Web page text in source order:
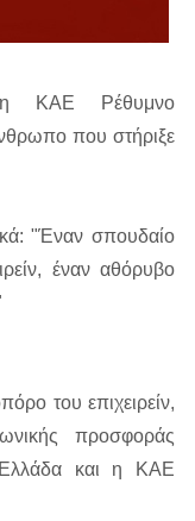
η ΚΑΕ Ρέθυμνο
που στήριξε
"Έναν σπουδαίο
έναν αθόρυβο
του επιχειρείν,
προσφοράς
Ελλάδα και η ΚΑΕ